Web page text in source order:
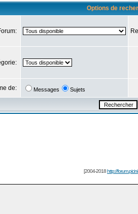
Options de
de: Messages Sujets
[2004-2018http://